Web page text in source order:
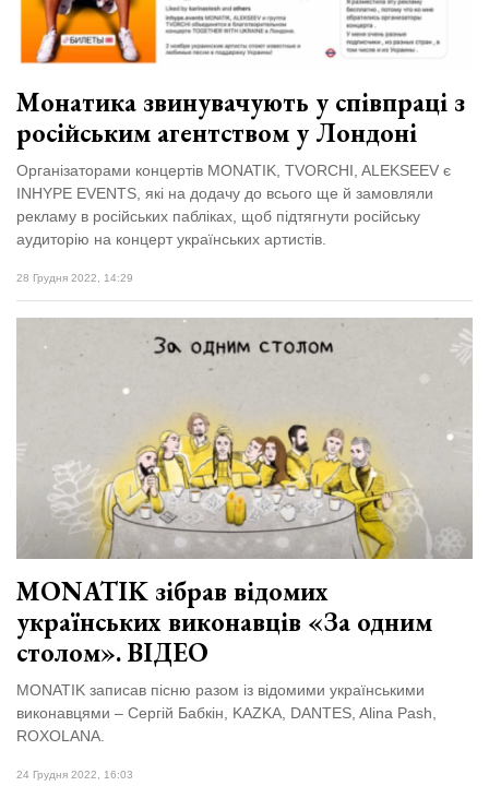
Монатика звинувачують у співпраці з
російським агентством у Лондоні
Організаторами концертів MONATIK, TVORCHI, ALEKSEEV є
INHYPE EVENTS, які на додачу до всього ще й замовляли
рекламу в російських пабліках, щоб підтягнути російську
аудиторію на концерт українських артистів.
28 Грудня 2022, 14:29
MONATIK зібрав відомих
українських виконавців «За одним
столом». ВІДЕО
MONATIK записав пісню разом із відомими українськими
виконавцями – Сергій Бабкін, KAZKA, DANTES, Alina Pash,
ROXOLANA.
24 Грудня 2022, 16:03